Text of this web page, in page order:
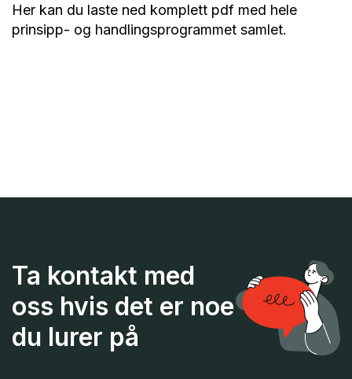
Her kan du laste ned komplett pdf med hele
prinsipp- og handlingsprogrammet samlet.
Ta kontakt med
oss hvis det er noe
du lurer på